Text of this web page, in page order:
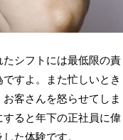
シフトには最低限の責
すよ。また忙しいとき
客さんを怒らせてしま
ると年下の正社員に偉
た体験です。